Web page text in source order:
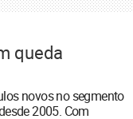
queda
novos no segmento
2005. Com